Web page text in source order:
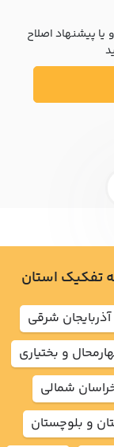
پیشنهاد اصلاح
تفکیک استان
آذربايجان شرقي
و بختياري
شمالي
و بلوچستان